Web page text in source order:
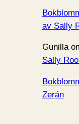
av Sally
Gunilla
Sally
Zerán